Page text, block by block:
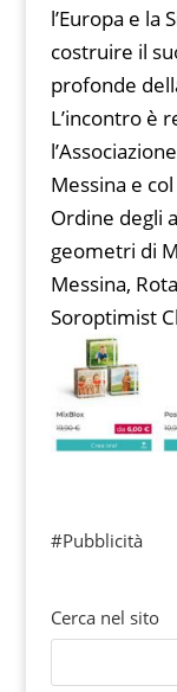
l’Europa e la
costruire il
profonde
L’incontro è
Messina e
Ordine degli
geometri di
Messina,
Soroptimist
#Pubblicità
Cerca nel sito